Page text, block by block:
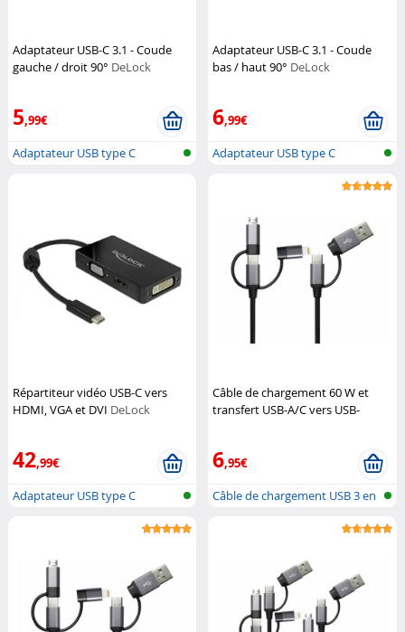
Adaptateur USB-C 3.1 - Coude
gauche / droit 90° DeLock
5,99€
Adaptateur USB type C
Adaptateur USB-C 3.1 - Coude
bas / haut 90° DeLock
6,99€
Adaptateur USB type C
Répartiteur vidéo USB-C vers
HDMI, VGA et DVI DeLock
42,99€
Adaptateur USB type C
Câble de chargement 60 W et
transfert USB-A/C vers USB-
6,95€
Câble de chargement USB 3 en